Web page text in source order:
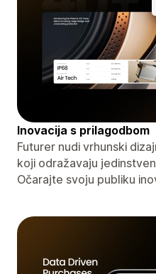
Inovacija s prilagodbom
Futurer nudi vrhunski
koji odražavaju
Očarajte svoju publiku